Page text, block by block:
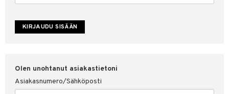
Olen unohtanut asiakastietoni
Asiakasnumero/Sähköposti
suojaus